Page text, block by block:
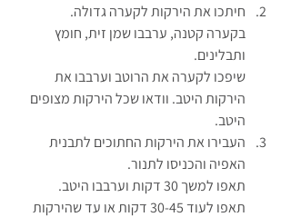
חיתכו את הירקות לקערה גדולה.
בקערה קטנה, ערבבו שמן זית, חומץ
ותבלינים.
שיפכו לקערה את הרוטב וערבבו את
הירקות היטב. וודאו שכל הירקות מצופים
היטב.
העבירו את הירקות החתוכים לתבנית
האפיה והכניסו לתנור.
תאפו למשך 30 דקות וערבבו היטב.
תאפו לעוד 30-45 דקות או עד שהירקות